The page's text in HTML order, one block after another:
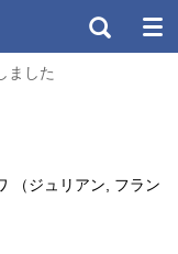
ました
（ジュリアン, フラン